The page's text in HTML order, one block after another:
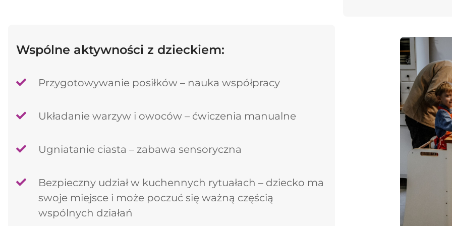
Wspólne aktywności z dzieckiem:
Przygotowywanie posiłków – nauka współpracy
Układanie warzyw i owoców – ćwiczenia manualne
Ugniatanie ciasta – zabawa sensoryczna
Bezpieczny udział w kuchennych rytuałach – dziecko ma
swoje miejsce i może poczuć się ważną częścią
wspólnych działań